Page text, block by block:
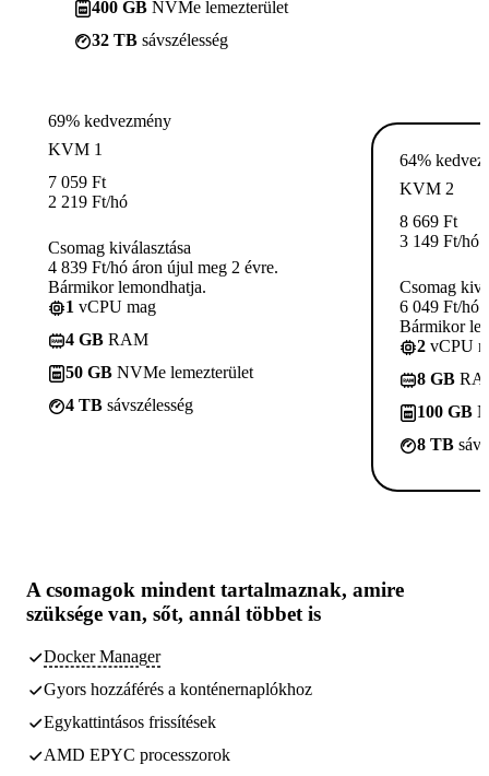
400 GB NVMe lemezterület
32 TB sávszélesség
69% kedvezmény
KVM 1
7 059 Ft
2 219 Ft/hó
Csomag kiválasztása
4 839 Ft/hó áron újul meg 2 évre.
Bármikor lemondhatja.
1 vCPU mag
4 GB RAM
50 GB NVMe lemezterület
4 TB sávszélesség
64%
KVM 2
8 669 Ft
3 149 Ft/hó
Csomag
6 049 Ft/hó
Bármikor
2 vCPU
8 GB
100 GB
8 TB
A csomagok mindent tartalmaznak, amire
szüksége van, sőt, annál többet is
Docker Manager
Gyors hozzáférés a konténernaplókhoz
Egykattintásos frissítések
AMD EPYC processzorok